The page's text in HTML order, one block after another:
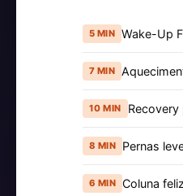
5 MIN Wake-Up
7 MIN
10 MIN
8 MIN Pernas
6 MIN Coluna feliz